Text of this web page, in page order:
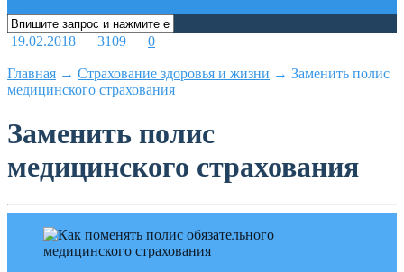
19.02.2018 3109 0
Главная → Страхование здоровья и жизни → Заменить полис
медицинского страхования
Заменить полис
медицинского страхования